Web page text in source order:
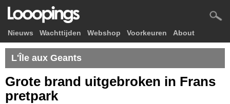
Nieuws Wachttijden Webshop Voorkeuren About
L'Île aux Geants
Grote brand uitgebroken in Frans
pretpark